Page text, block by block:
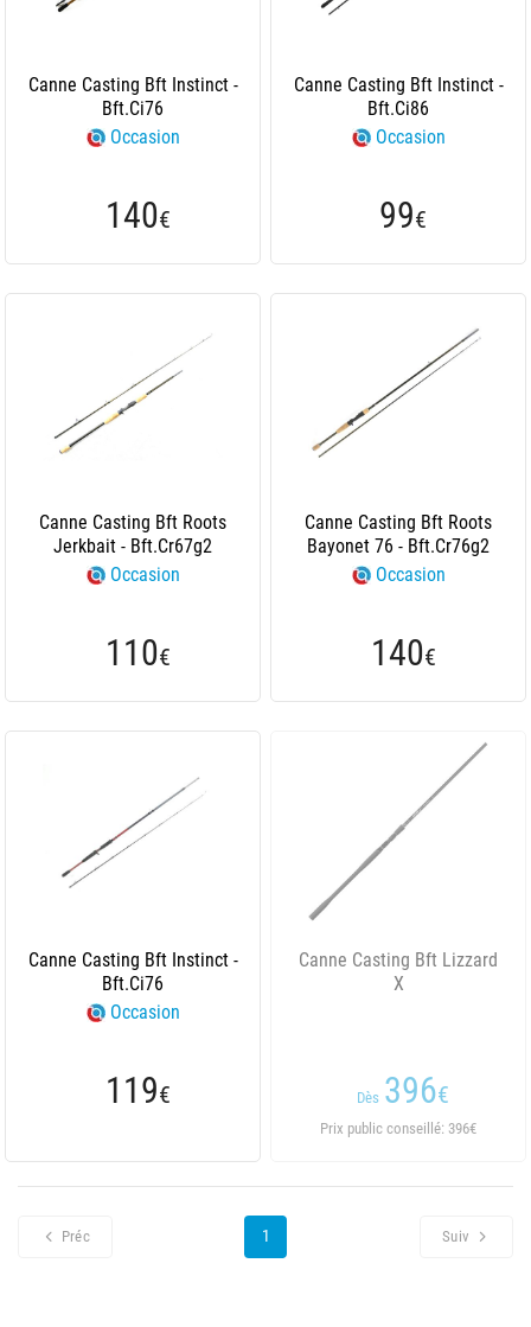
Canne Casting Bft Instinct -
Bft.Ci76
Occasion
140€
Canne Casting Bft Instinct -
Bft.Ci86
Occasion
99€
Canne Casting Bft Roots
Jerkbait - Bft.Cr67g2
Occasion
110€
Canne Casting Bft Roots
Bayonet 76 - Bft.Cr76g2
Occasion
140€
Canne Casting Bft Instinct -
Bft.Ci76
Occasion
119€
Canne Casting Bft Lizzard
X
Dès 396€
Prix public conseillé: 396€
Préc 1 Suiv